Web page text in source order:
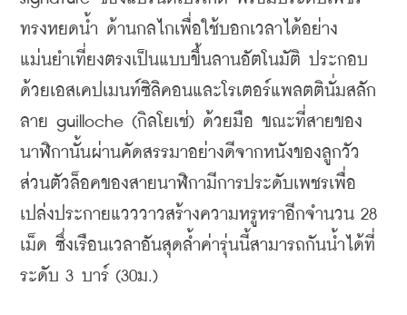
ทรงหยดน้ำ ด้านกลไกเพื่อใช้บอกเวลาได้อย่าง
แม่นยำเที่ยงตรงเป็นแบบขึ้นลานอัตโนมัติ ประกอบ
ด้วยเอสเคปเมนท์ซิลิคอนและโรเตอร์แพลตตินั่มสลัก
ลาย guilloche (กิลโยเช่) ด้วยมือ ขณะที่สายของ
นาฬิกานั้นผ่านคัดสรรมาอย่างดีจากหนังของลูกวัว
ส่วนตัวล็อคของสายนาฬิกามีการประดับเพชรเพื่อ
เปล่งประกายแวววาวสร้างความหรูหราอีกจำนวน 28
เม็ด ซึ่งเรือนเวลาอันสุดล้ำค่ารุ่นนี้สามารถกันน้ำได้ที่
ระดับ 3 บาร์ (30ม.)